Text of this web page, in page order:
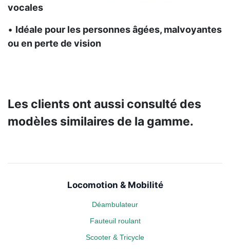
vocales
• Idéale pour les personnes âgées, malvoyantes
ou en perte de vision
Les clients ont aussi consulté des
modèles similaires de la gamme.
Locomotion & Mobilité
Déambulateur
Fauteuil roulant
Scooter & Tricycle